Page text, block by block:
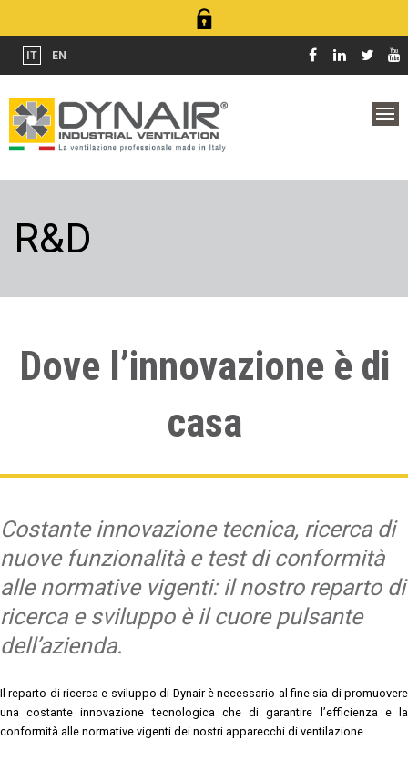
IT EN
R&D
Dove l’innovazione è di
casa
Costante innovazione tecnica, ricerca di
nuove funzionalità e test di conformità
alle normative vigenti: il nostro reparto di
ricerca e sviluppo è il cuore pulsante
dell’azienda.
Il reparto di ricerca e sviluppo di Dynair è necessario al fine sia di promuovere
una costante innovazione tecnologica che di garantire l’efficienza e la
conformità alle normative vigenti dei nostri apparecchi di ventilazione.